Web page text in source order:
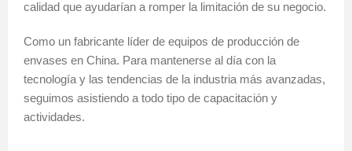
calidad que ayudarían a romper la limitación de su negocio.
Como un fabricante líder de equipos de producción de
envases en China. Para mantenerse al día con la
tecnología y las tendencias de la industria más avanzadas,
seguimos asistiendo a todo tipo de capacitación y
actividades.